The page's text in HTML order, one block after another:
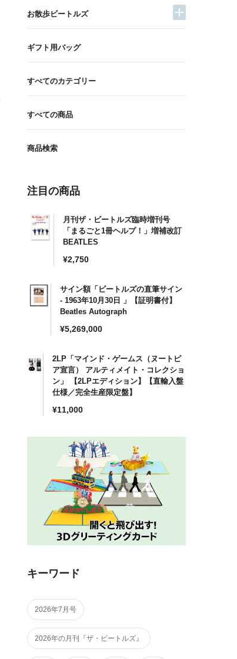
お散歩ビートルズ
ギフト用バッグ
すべてのカテゴリー
すべての商品
商品検索
注目の商品
月刊ザ・ビートルズ臨時増刊号
「まるごと1冊ヘルプ！」増補改訂
BEATLES
通
格
¥2,750
サイン額「ビートルズの直筆サイン
- 1963年10月30日 」【証明書付】
Beatles Autograph
通
格
¥5,269,000
2LP「マインド・ゲームス（ヌートピ
ア宣言） アルティメイト・コレクショ
ン」 【2LPエディション】【直輸入盤
仕様／完全生産限定盤】
通
¥11,000
キーワード
2026年7月号
2026年の月刊『ザ・ビートルズ』
ビートルズ Tシャツ 「イエロ
ー・サブマリン レコード・デザ
イン グレー」 BEATLES 公式
グッズ
ー・サブマリン 総柄 ブ
通
¥4,278